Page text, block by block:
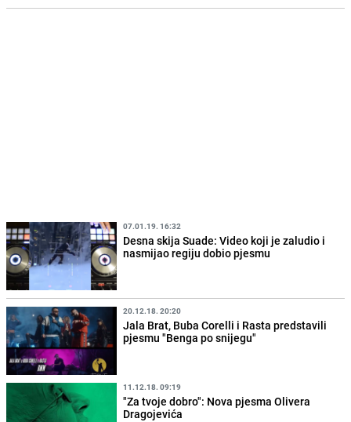
07.01.19. 16:32
Desna skija Suade: Video koji je zaludio i
nasmijao regiju dobio pjesmu
20.12.18. 20:20
Jala Brat, Buba Corelli i Rasta predstavili
pjesmu "Benga po snijegu"
11.12.18. 09:19
"Za tvoje dobro": Nova pjesma Olivera
Dragojevića